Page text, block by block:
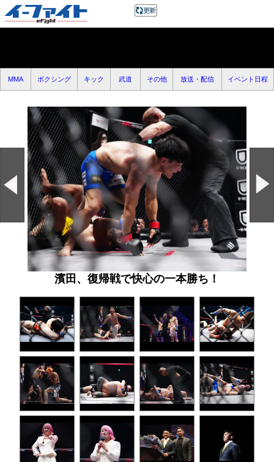
MMA ボクシング キック 武道 その他 放送・配信 イベント日程
濱田、復帰戦で快心の一本勝ち！